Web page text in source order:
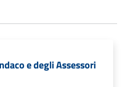
e degli Assessori